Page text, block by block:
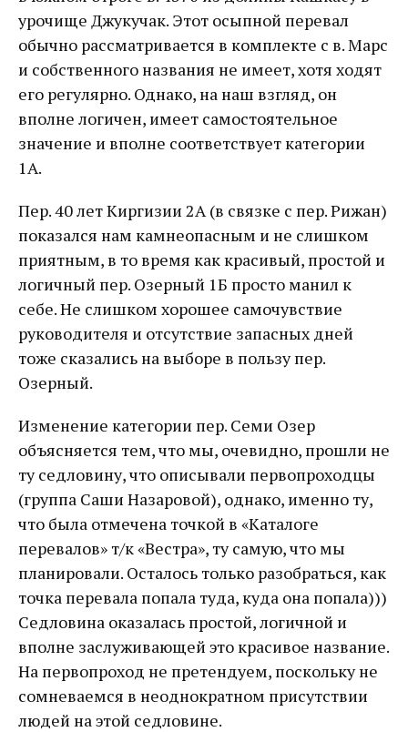
урочище Джукучак. Этот осыпной перевал
обычно рассматривается в комплекте с в. Марс
и собственного названия не имеет, хотя ходят
его регулярно. Однако, на наш взгляд, он
вполне логичен, имеет самостоятельное
значение и вполне соответствует категории
1А.
Пер. 40 лет Киргизии 2А (в связке с пер. Рижан)
показался нам камнеопасным и не слишком
приятным, в то время как красивый, простой и
логичный пер. Озерный 1Б просто манил к
себе. Не слишком хорошее самочувствие
руководителя и отсутствие запасных дней
тоже сказались на выборе в пользу пер.
Озерный.
Изменение категории пер. Семи Озер
объясняется тем, что мы, очевидно, прошли не
ту седловину, что описывали первопроходцы
(группа Саши Назаровой), однако, именно ту,
что была отмечена точкой в «Каталоге
перевалов» т/к «Вестра», ту самую, что мы
планировали. Осталось только разобраться, как
точка перевала попала туда, куда она попала)))
Седловина оказалась простой, логичной и
вполне заслуживающей это красивое название.
На первопроход не претендуем, поскольку не
сомневаемся в неоднократном присутствии
людей на этой седловине.